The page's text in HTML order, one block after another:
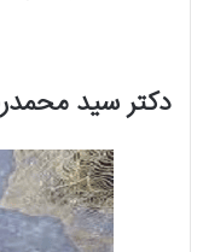
دکتر سید